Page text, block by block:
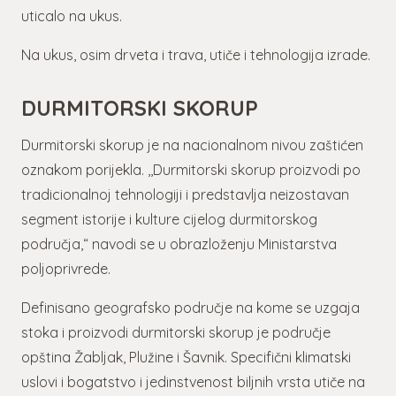
uticalo na ukus.
Na ukus, osim drveta i trava, utiče i tehnologija izrade.
DURMITORSKI SKORUP
Durmitorski skorup je na nacionalnom nivou zaštićen
oznakom porijekla. ,,Durmitorski skorup proizvodi po
tradicionalnoj tehnologiji i predstavlja neizostavan
segment istorije i kulture cijelog durmitorskog
područja,“ navodi se u obrazloženju Ministarstva
poljoprivrede.
Definisano geografsko područje na kome se uzgaja
stoka i proizvodi durmitorski skorup je područje
opština Žabljak, Plužine i Šavnik. Specifični klimatski
uslovi i bogatstvo i jedinstvenost biljnih vrsta utiče na